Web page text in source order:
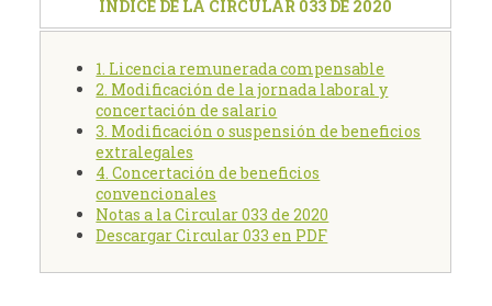
INDICE DE LA CIRCULAR 033 DE 2020
1. Licencia remunerada compensable
2. Modificación de la jornada laboral y
concertación de salario
3. Modificación o suspensión de beneficios
extralegales
4. Concertación de beneficios
convencionales
Notas a la Circular 033 de 2020
Descargar Circular 033 en PDF